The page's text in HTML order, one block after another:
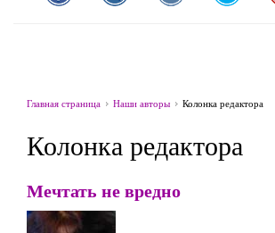
Главная страница Наши авторы Колонка редактора
Колонка редактора
Мечтать не вредно